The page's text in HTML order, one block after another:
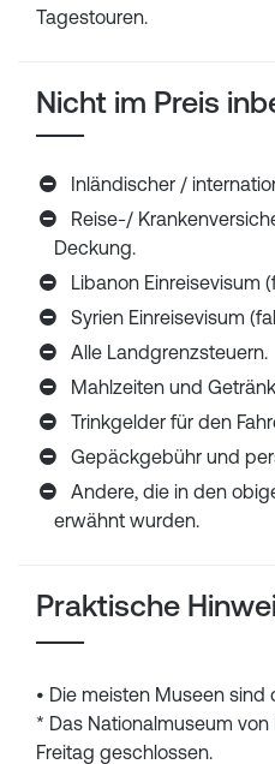
Tagestouren.
Nicht im Preis
Inländischer /
Reise-/
Deckung.
Libanon Einreisevisum
Syrien Einreisevisum
Alle Landgrenzsteuern.
Mahlzeiten und
Trinkgelder für den
Gepäckgebühr und
Andere, die in den
erwähnt wurden.
Praktische
• Die meisten Museen
* Das Nationalmuseum
Freitag geschlossen.